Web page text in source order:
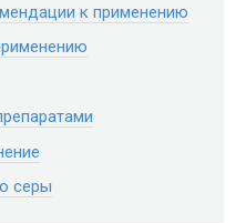
к применению
серы